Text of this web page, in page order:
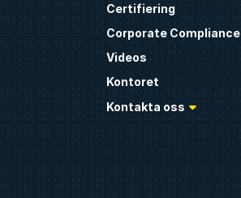
Certifiering
Corporate Compliance
Videos
Kontoret
Kontakta oss